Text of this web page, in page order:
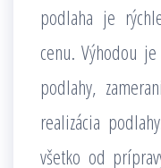
podlaha je
cenu. Výhodou
podlahy,
realizácia
všetko od